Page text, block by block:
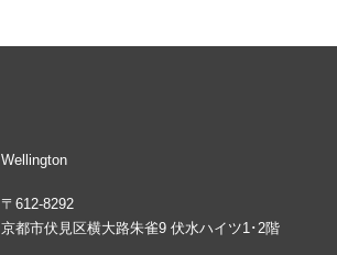
Wellington
〒612-8292
京都市伏見区横大路朱雀9 伏水ハイツ1･2階